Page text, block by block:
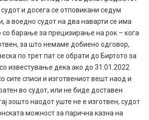
и досега се отповикани седум
а воедно судот на два наварти се има
со барање за прецизирање на рок – кога
за што немаме добиено одговор,
по трет пат се обрати до Биртото за
известување декаако до 31.01.2022
сите списи и изготвениот вешт наод и
во судот, или не биде доставен
зошто наодотуште не е изготвен, судот
можност за парична казна на